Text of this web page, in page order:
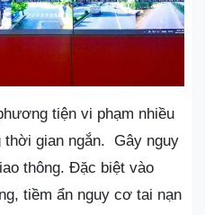
tiện vi phạm nhiều
thời gian ngắn. Gây nguy
thông. Đặc biệt vào
tiềm ẩn nguy cơ tai nạn